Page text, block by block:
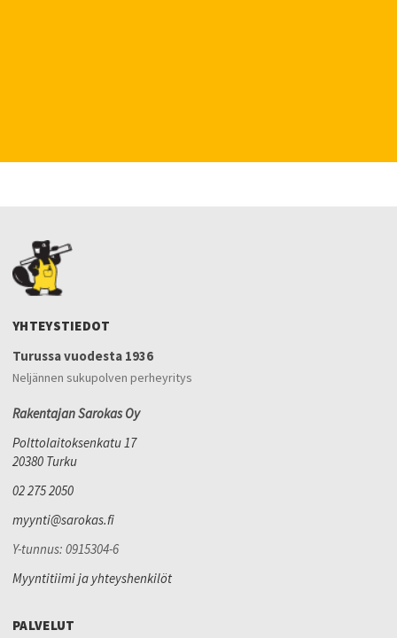
YHTEYSTIEDOT
Turussa vuodesta 1936
Neljännen sukupolven perheyritys
Rakentajan Sarokas Oy
Polttolaitoksenkatu 17
20380 Turku
02 275 2050
myynti@sarokas.fi
Y-tunnus: 0915304-6
Myyntitiimi ja yhteyshenkilöt
PALVELUT